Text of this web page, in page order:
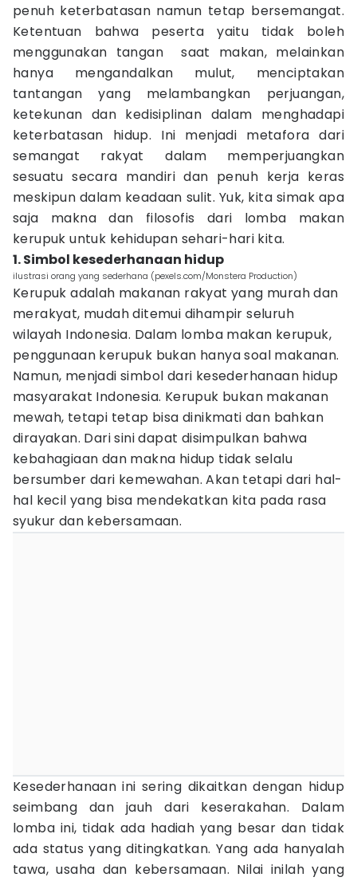
penuh keterbatasan namun tetap bersemangat.
Ketentuan bahwa peserta yaitu tidak boleh
menggunakan tangan saat makan, melainkan
hanya mengandalkan mulut, menciptakan
tantangan yang melambangkan perjuangan,
ketekunan dan kedisiplinan dalam menghadapi
keterbatasan hidup. Ini menjadi metafora dari
semangat rakyat dalam memperjuangkan
sesuatu secara mandiri dan penuh kerja keras
meskipun dalam keadaan sulit. Yuk, kita simak apa
saja makna dan filosofis dari lomba makan
kerupuk untuk kehidupan sehari-hari kita.
1. Simbol kesederhanaan hidup
ilustrasi orang yang sederhana (pexels.com/Monstera Production)
Kerupuk adalah makanan rakyat yang murah dan
merakyat, mudah ditemui dihampir seluruh
wilayah Indonesia. Dalam lomba makan kerupuk,
penggunaan kerupuk bukan hanya soal makanan.
Namun, menjadi simbol dari kesederhanaan hidup
masyarakat Indonesia. Kerupuk bukan makanan
mewah, tetapi tetap bisa dinikmati dan bahkan
dirayakan. Dari sini dapat disimpulkan bahwa
kebahagiaan dan makna hidup tidak selalu
bersumber dari kemewahan. Akan tetapi dari hal-
hal kecil yang bisa mendekatkan kita pada rasa
syukur dan kebersamaan.
Kesederhanaan ini sering dikaitkan dengan hidup
seimbang dan jauh dari keserakahan. Dalam
lomba ini, tidak ada hadiah yang besar dan tidak
ada status yang ditingkatkan. Yang ada hanyalah
tawa, usaha dan kebersamaan. Nilai inilah yang